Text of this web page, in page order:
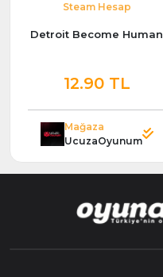
Steam Hesap
Detroit Become Human
12.90 TL
Mağaza
UcuzaOyunum